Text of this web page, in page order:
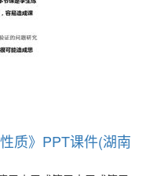
质》PPT课件(湖南